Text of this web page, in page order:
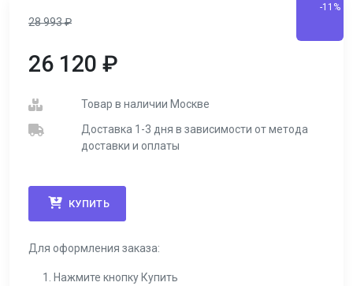
28 993₽
-11%
26 120 ₽
Товар в наличии Москве
Доставка 1-3 дня в зависимости от метода
доставки и оплаты
КУПИТЬ
Для оформления заказа:
Нажмите кнопку Купить